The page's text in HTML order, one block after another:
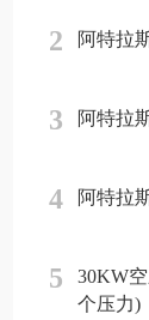
2 阿特拉
3 阿特拉
4 阿特拉
5
30KW
个压力)